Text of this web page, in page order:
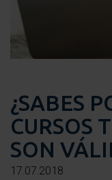
¿SABES
CURSOS
SON
17.07.2018